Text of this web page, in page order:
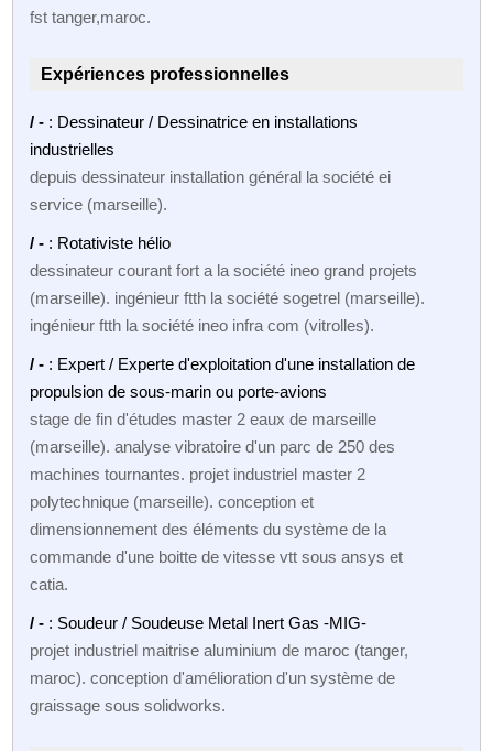
fst tanger,maroc.
Expériences professionnelles
/ - : Dessinateur / Dessinatrice en installations
industrielles
depuis dessinateur installation général la société ei
service (marseille).
/ - : Rotativiste hélio
dessinateur courant fort a la société ineo grand projets
(marseille). ingénieur ftth la société sogetrel (marseille).
ingénieur ftth la société ineo infra com (vitrolles).
/ - : Expert / Experte d'exploitation d'une installation de
propulsion de sous-marin ou porte-avions
stage de fin d'études master 2 eaux de marseille
(marseille). analyse vibratoire d'un parc de 250 des
machines tournantes. projet industriel master 2
polytechnique (marseille). conception et
dimensionnement des éléments du système de la
commande d'une boitte de vitesse vtt sous ansys et
catia.
/ - : Soudeur / Soudeuse Metal Inert Gas -MIG-
projet industriel maitrise aluminium de maroc (tanger,
maroc). conception d'amélioration d'un système de
graissage sous solidworks.